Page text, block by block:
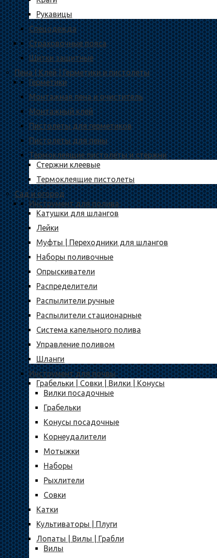
Рукавицы
Спецодежда
Страховочные пояса
Щитки защитные
Пена | Клей | Герметики и пистолеты
Герметики
Монтажная пена и очиститель
Монтажный клей
Пистолеты для герметиков
Пистолеты для пены
Термоклеящие пистолеты и стержни
Стержни клеевые
Термоклеящие пистолеты
Сад и огород
Инструмент для полива
Катушки для шлангов
Лейки
Муфты | Переходники для шлангов
Наборы поливочные
Опрыскиватели
Распределители
Распылители ручные
Распылители стационарные
Система капельного полива
Управление поливом
Шланги
Инструмент для почвы
Грабельки | Совки | Вилки | Конусы
Вилки посадочные
Грабельки
Конусы посадочные
Корнеудалители
Мотыжки
Наборы
Рыхлители
Совки
Катки
Культиваторы | Плуги
Лопаты | Вилы | Грабли
Вилы